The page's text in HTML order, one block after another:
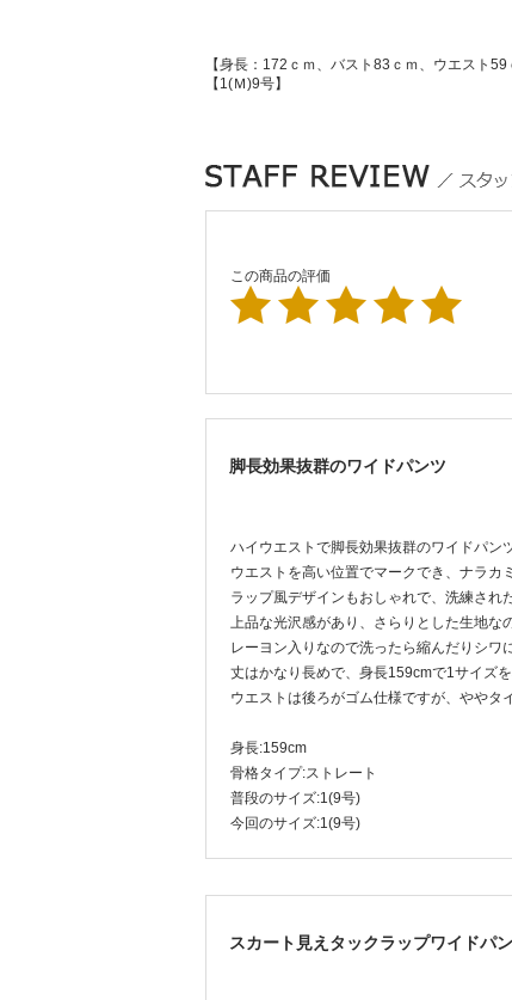
【身長：172ｃｍ、バスト83ｃｍ、ウエスト
【1(Ｍ)9号】
この商品の評価
脚長効果抜群のワイドパンツ
ハイウエストで脚長効果抜群のワイドパンツ
ウエストを高い位置でマークでき、ナラカ
ラップ風デザインもおしゃれで、洗練され
上品な光沢感があり、さらりとした生地な
レーヨン入りなので洗ったら縮んだりシワ
丈はかなり長めで、身長159cmで1サイズ
ウエストは後ろがゴム仕様ですが、ややタ
身長:159cm
骨格タイプ:ストレート
普段のサイズ:1(9号)
今回のサイズ:1(9号)
スカート見えタックラップワイドパ